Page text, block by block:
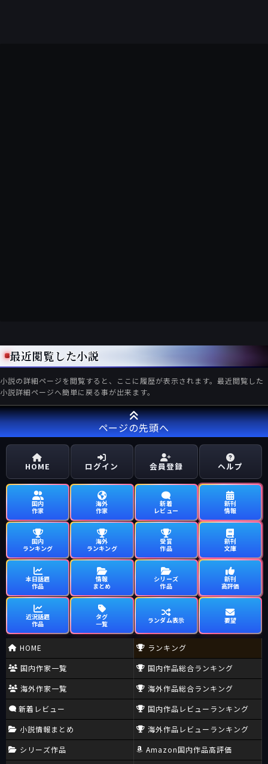
最近閲覧した小説
小説の詳細ページを閲覧すると、ここに履歴が表示されます。最近閲覧した
小説詳細ページへ簡単に戻る事が出来ます。
ページの先頭へ
HOME ログイン 会員登録 ヘルプ
国内
作家
海外
作家
新着
レビュー
新刊
情報
国内
ランキング
海外
ランキング
受賞
作品
新刊
文庫
本日話題
作品
情報
まとめ
シリーズ
作品
新刊
高評価
近況話題
作品
タグ
一覧
ランダム表示 要望
HOME
国内作家一覧
海外作家一覧
新着レビュー
小説情報まとめ
シリーズ作品
ランキング
国内作品総合ランキング
海外作品総合ランキング
国内作品レビューランキング
海外作品レビューランキング
Amazon国内作品高評価